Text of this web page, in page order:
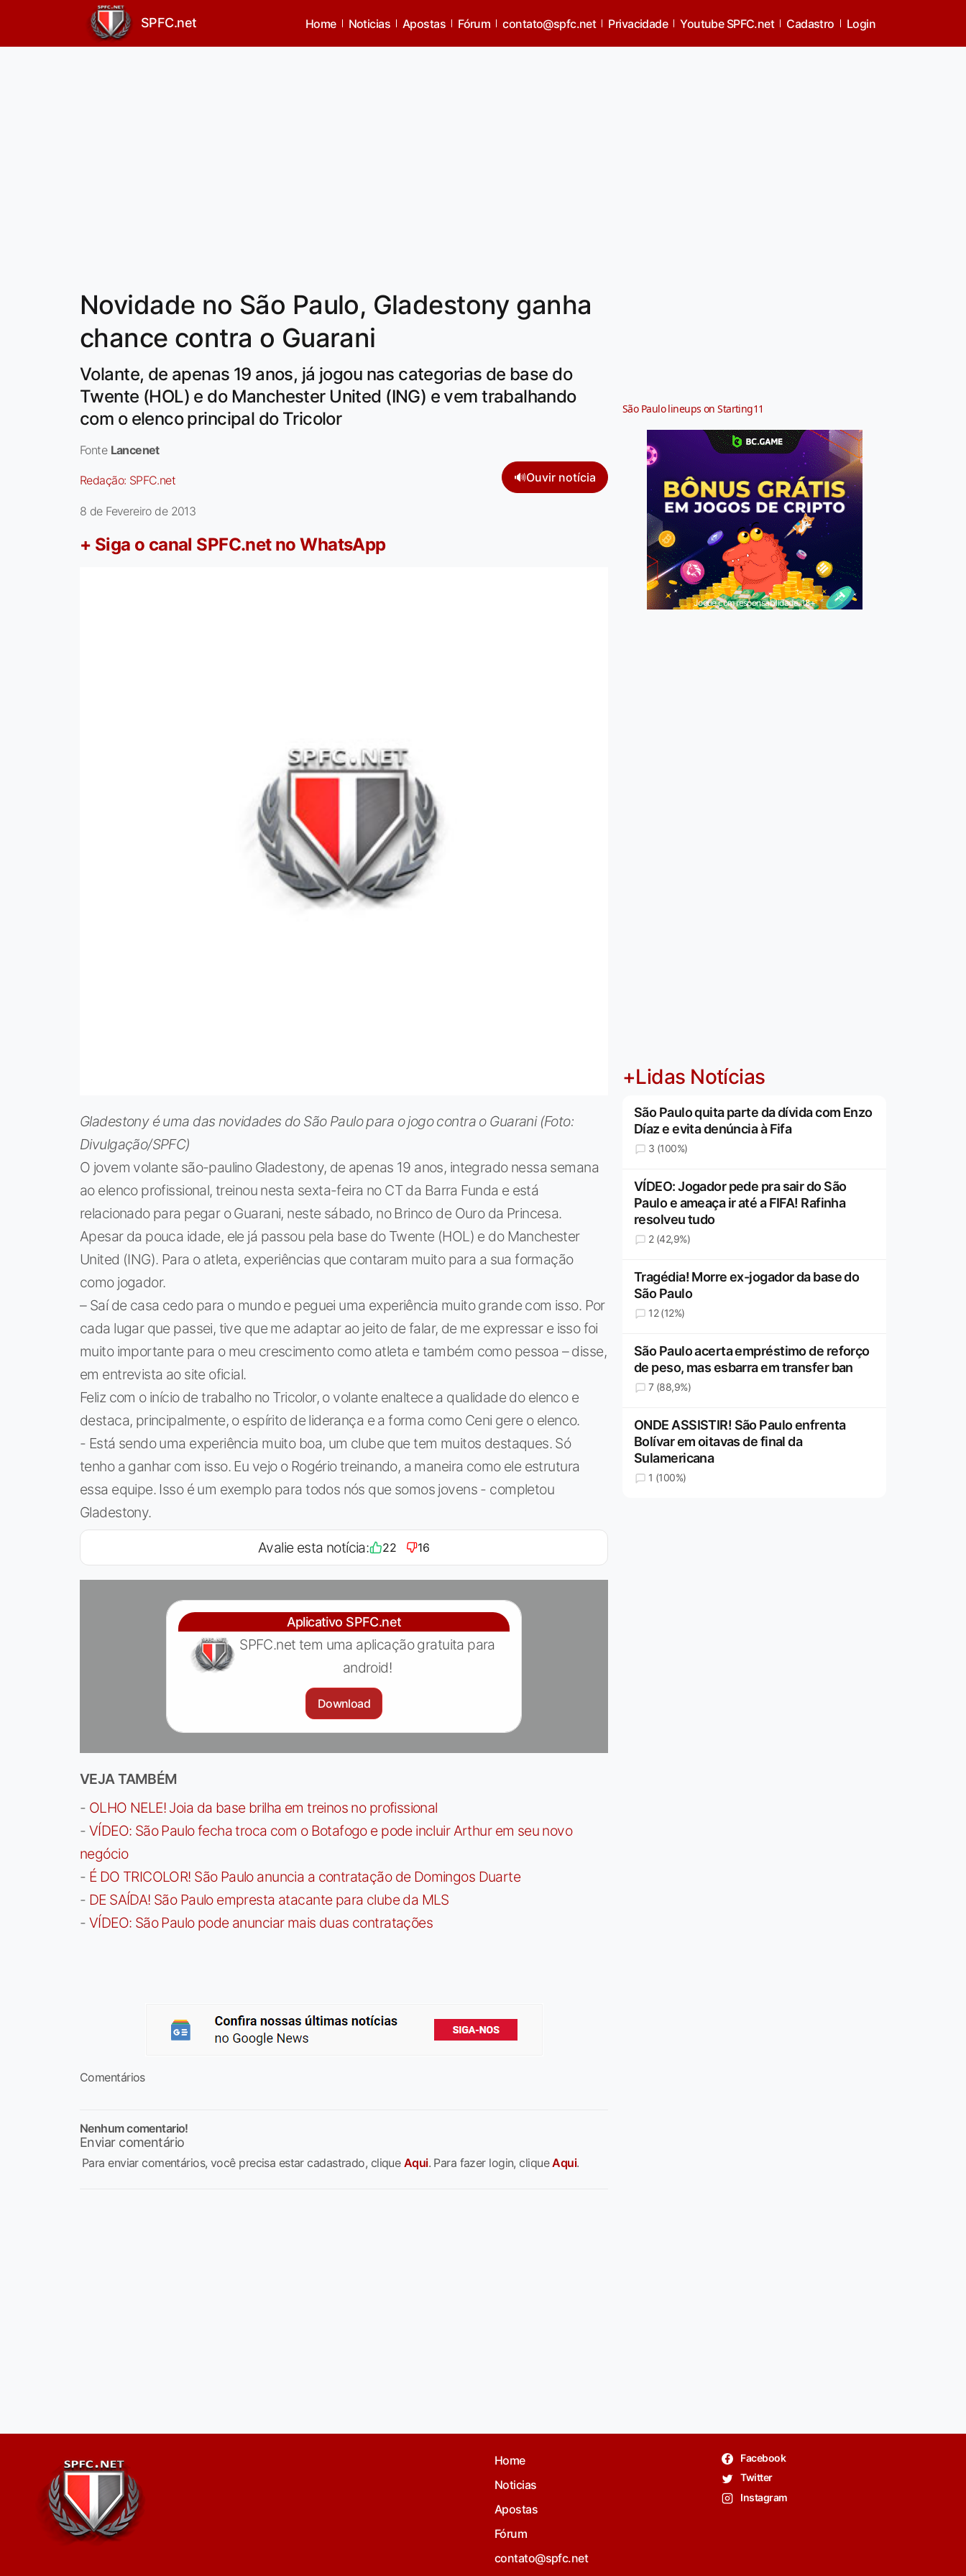
SPFC.net Home Noticias Apostas Fórum contato@spfc.net Privacidade Youtube SPFC.net Cadastro Login
Novidade no São Paulo, Gladestony ganha
chance contra o Guarani
Volante, de apenas 19 anos, já jogou nas categorias de base do
Twente (HOL) e do Manchester United (ING) e vem trabalhando
com o elenco principal do Tricolor
Fonte Lancenet
Redação: SPFC.net 🔊Ouvir notícia
8 de Fevereiro de 2013
+ Siga o canal SPFC.net no WhatsApp
Gladestony é uma das novidades do São Paulo para o jogo contra o Guarani (Foto:
Divulgação/SPFC)
O jovem volante são-paulino Gladestony, de apenas 19 anos, integrado nessa semana
ao elenco profissional, treinou nesta sexta-feira no CT da Barra Funda e está
relacionado para pegar o Guarani, neste sábado, no Brinco de Ouro da Princesa.
Apesar da pouca idade, ele já passou pela base do Twente (HOL) e do Manchester
United (ING). Para o atleta, experiências que contaram muito para a sua formação
como jogador.
– Saí de casa cedo para o mundo e peguei uma experiência muito grande com isso. Por
cada lugar que passei, tive que me adaptar ao jeito de falar, de me expressar e isso foi
muito importante para o meu crescimento como atleta e também como pessoa – disse,
em entrevista ao site oficial.
Feliz com o início de trabalho no Tricolor, o volante enaltece a qualidade do elenco e
destaca, principalmente, o espírito de liderança e a forma como Ceni gere o elenco.
- Está sendo uma experiência muito boa, um clube que tem muitos destaques. Só
tenho a ganhar com isso. Eu vejo o Rogério treinando, a maneira como ele estrutura
essa equipe. Isso é um exemplo para todos nós que somos jovens - completou
Gladestony.
Avalie esta notícia: 22 16
Aplicativo SPFC.net
SPFC.net tem uma aplicação gratuita para
android!
Download
VEJA TAMBÉM
- OLHO NELE! Joia da base brilha em treinos no profissional
- VÍDEO: São Paulo fecha troca com o Botafogo e pode incluir Arthur em seu novo
negócio
- É DO TRICOLOR! São Paulo anuncia a contratação de Domingos Duarte
- DE SAÍDA! São Paulo empresta atacante para clube da MLS
- VÍDEO: São Paulo pode anunciar mais duas contratações
Comentários
Nenhum comentario!
Enviar comentário
Para enviar comentários, você precisa estar cadastrado, clique Aqui. Para fazer login, cliqueAqui.
São Paulo lineups on Starting11
Jogue com responsabilidade. 18+
+Lidas Notícias
São Paulo quita parte da dívida com Enzo
Díaz e evita denúncia à Fifa
3 (100%)
VÍDEO: Jogador pede pra sair do São
Paulo e ameaça ir até a FIFA! Rafinha
resolveu tudo
2 (42,9%)
Tragédia! Morre ex-jogador da base do
São Paulo
12 (12%)
São Paulo acerta empréstimo de reforço
de peso, mas esbarra em transfer ban
7 (88,9%)
ONDE ASSISTIR! São Paulo enfrenta
Bolívar em oitavas de final da
Sulamericana
1 (100%)
Home
Noticias
Apostas
Fórum
contato@spfc.net
Facebook
Twitter
Instagram